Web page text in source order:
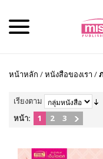
หน้าหลัก /หนังสือของเรา /
เรียงตาม
หน้า:
1 2 3